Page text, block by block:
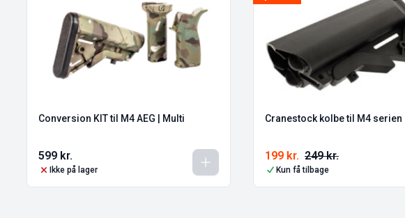
Conversion KIT til M4 AEG | Multi
599 kr.
Ikke på lager
Cranestock kolbe til M4 serien
249kr.
199 kr.
Kun få tilbage